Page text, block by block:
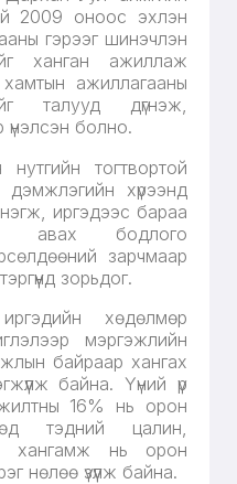
2009 оноос эхлэн
гэрээг шинэчлэн
ханган ажиллаж
ажиллагааны
талууд дүгнэж,
үнэлсэн болно.
тогтвортой
хүрээнд
иргэдээс бараа
авах бодлого
зарчмаар
зорьдог.
хөдөлмөр
мэргэжлийн
байраар хангах
байна. Үүний үр
16% нь орон
тэдний цалин,
хангамж нь орон
нөлөө үзүүлж байна.